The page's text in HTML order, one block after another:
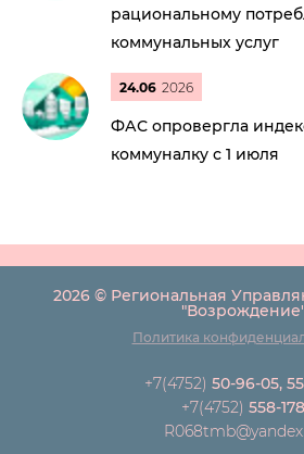
рациональному
коммунальных услуг
24.06 2026
ФАС опровергла
коммуналку с 1 июля
2026 © Региональная
Политика
+7(4752) 50-96-05,
+7(4752) 558-178